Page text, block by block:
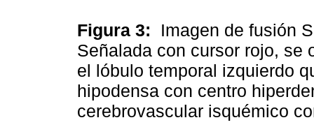
Figura 3: Imagen de fusión
Señalada con cursor rojo, se
el lóbulo temporal izquierdo
hipodensa con centro
cerebrovascular isquémico